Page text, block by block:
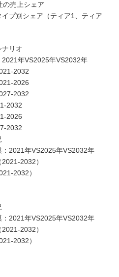
の売上シェア
プ別シェア（ティア1、ティア
ナリオ
年VS2025年VS2032年
2032
2026
2032
2032
2026
2032
2021年VS2025年VS2032年
2032）
2032）
2021年VS2025年VS2032年
2032）
2032）